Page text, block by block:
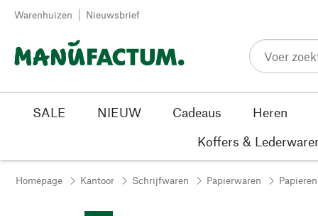
Passer au contenu
Warenhuizen Nieuwsbrief
SALE NIEUW Cadeaus Heren
Koffers &
Homepage Kantoor Schrijfwaren Papierwaren Papieren